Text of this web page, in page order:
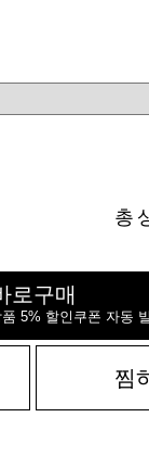
총
로구매
5% 할인쿠폰 자동
찜